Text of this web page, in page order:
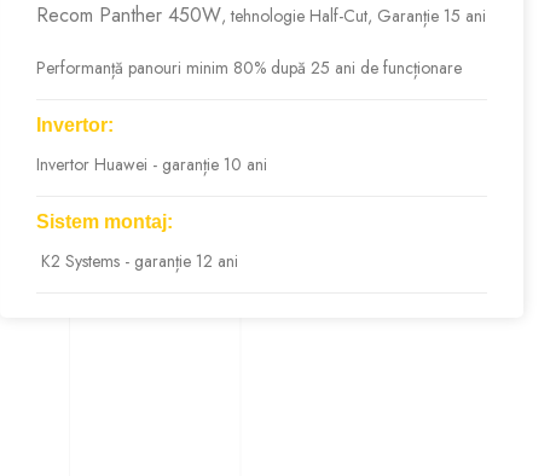
Recom Panther 450W, tehnologie Half-Cut, Garanție 15 ani
Performanță panouri minim 80% după 25 ani de funcționare
Invertor:
Invertor Huawei - garanție 10 ani
Sistem montaj:
K2 Systems - garanție 12 ani